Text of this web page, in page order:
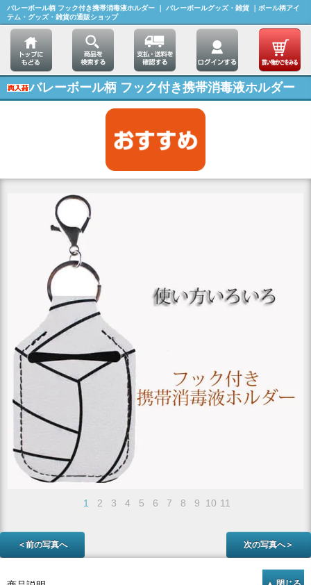
バレーボール柄 フック付き携帯消毒液ホルダー ｜ バレーボールグッズ・雑貨 ｜ボール柄アイ
テム・グッズ・雑貨の通販ショップ
バレーボール柄 フック付き携帯消毒液ホルダー
1 2 3 4 5 6 7 8 9 10 11
＜前の写真へ 次の写真へ＞